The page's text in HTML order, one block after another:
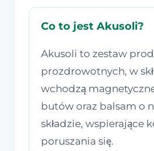
Co to jest Akusoli?
Akusoli to zestaw
prozdrowotnych, w
wchodzą
butów oraz balsam o
składzie, wspierające
poruszania się.